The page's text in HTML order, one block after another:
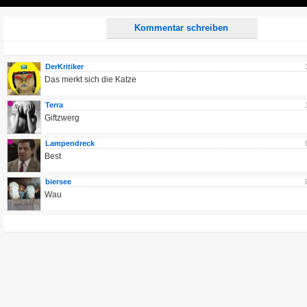
Kommentar schreiben
DerKritiker
Das merkt sich die Katze
Terra
Giftzwerg
Lampendreck
Best
biersee
Wau